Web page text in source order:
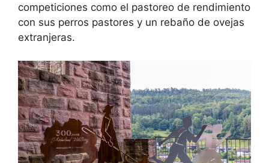
competiciones como el pastoreo de rendimiento
con sus perros pastores y un rebaño de ovejas
extranjeras.